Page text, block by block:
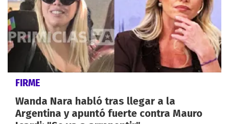
FIRME
Wanda Nara habló tras llegar a la
Argentina y apuntó fuerte contra Mauro